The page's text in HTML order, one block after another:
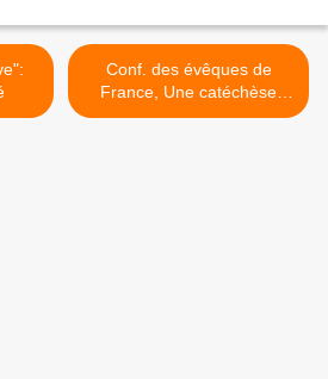
Conf. des évêques de
France, Une catéchèse
vécue dans des